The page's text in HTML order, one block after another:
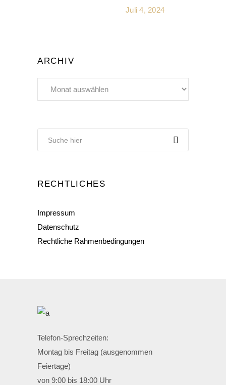
Juli 4, 2024
ARCHIV
Archiv
RECHTLICHES
Impressum
Datenschutz
Rechtliche Rahmenbedingungen
Telefon-Sprechzeiten:
Montag bis Freitag (ausgenommen
Feiertage)
von 9:00 bis 18:00 Uhr